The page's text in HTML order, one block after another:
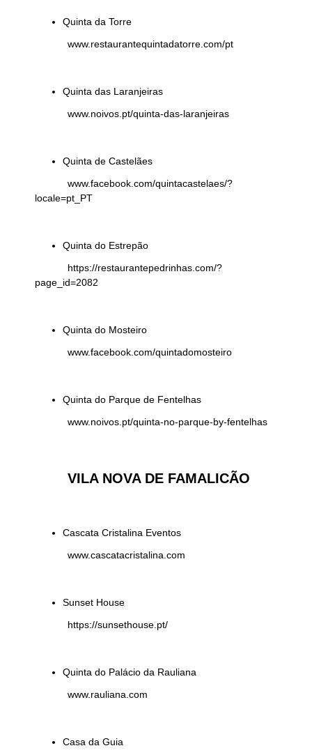
Quinta da Torre
www.restaurantequintadatorre.com/pt
Quinta das Laranjeiras
www.noivos.pt/quinta-das-laranjeiras
Quinta de Castelães
www.facebook.com/quintacastelaes/?
locale=pt_PT
Quinta do Estrepão
https://restaurantepedrinhas.com/?
page_id=2082
Quinta do Mosteiro
www.facebook.com/quintadomosteiro
Quinta do Parque de Fentelhas
www.noivos.pt/quinta-no-parque-by-fentelhas
VILA NOVA DE FAMALICÃO
Cascata Cristalina Eventos
www.cascatacristalina.com
Sunset House
https://sunsethouse.pt/
Quinta do Palácio da Rauliana
www.rauliana.com
Casa da Guia